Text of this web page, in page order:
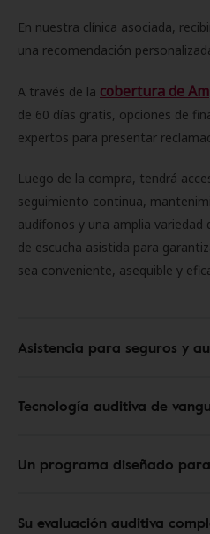
En nuestra clínica asociada,
una recomendación
A través de la cobertura de
de 60 días gratis, opciones de
expertos para presentar
Luego de la compra, tendrá
seguimiento continua,
audífonos y una amplia variedad
de escucha asistida para
sea conveniente, asequible y
Asistencia para seguros y
Tecnología auditiva de
Un programa diseñado
Su evaluación auditiva